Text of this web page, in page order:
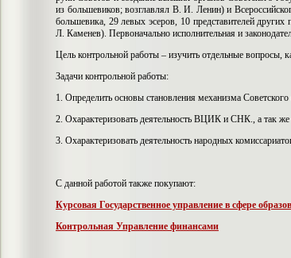
из большевиков; возглавлял В. И. Ленин) и
большевика, 29 левых эсеров, 10 представителей
Л. Каменев). Первоначально исполнительная и
Цель контрольной работы – изучить отдельные вопросы,
Задачи контрольной работы:
1. Определить основы становления механизма Советского
2. Охарактеризовать деятельность ВЦИК и СНК., а так же
3. Охарактеризовать деятельность народных
С данной работой также покупают:
Курсовая Государственное управление в сфере
Контрольная Управление финансами